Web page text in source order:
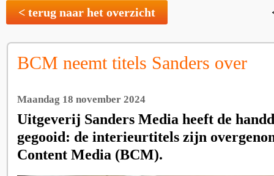
< terug naar het overzicht
BCM neemt titels Sanders over
Maandag 18 november 2024
Uitgeverij Sanders Media heeft de
gegooid: de interieurtitels zijn
Content Media (BCM).